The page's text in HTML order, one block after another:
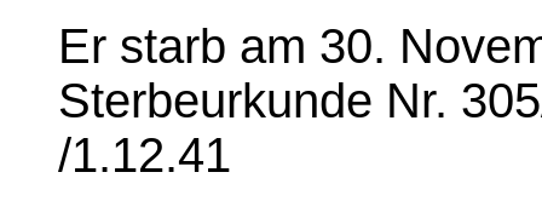
Er starb am 30.
Sterbeurkunde Nr.
/1.12.41